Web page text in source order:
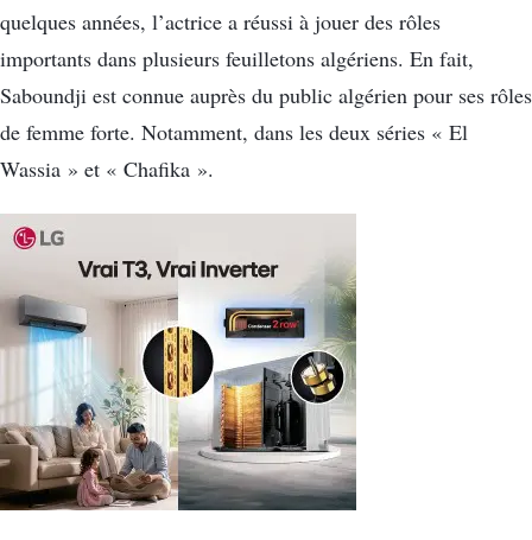
quelques années, l’actrice a réussi à jouer des rôles
importants dans plusieurs feuilletons algériens. En fait,
Saboundji est connue auprès du public algérien pour ses rôles
de femme forte. Notamment, dans les deux séries « El
Wassia » et « Chafika ».